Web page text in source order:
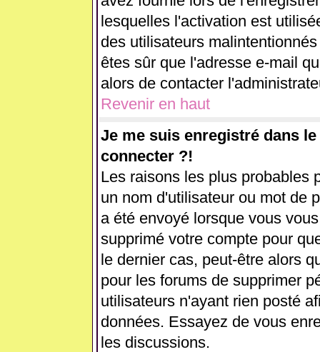
lesquelles l'activation est
des utilisateurs
êtes sûr que l'adresse e-mail
alors de contacter
Revenir en haut
Je me suis enregistré dans
connecter ?!
Les raisons les plus probables
un nom d'utilisateur ou mot de
a été envoyé lorsque vous
supprimé votre compte pour
le dernier cas, peut-être alors
pour les forums de supprimer
utilisateurs n'ayant rien posté
données. Essayez de vous
les discussions.